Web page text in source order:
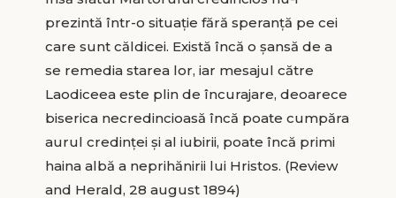
prezintă într-o situație fără speranță pe cei
care sunt căldicei. Există încă o șansă de a
se remedia starea lor, iar mesajul către
Laodiceea este plin de încurajare, deoarece
biserica necredincioasă încă poate cumpăra
aurul credinței și al iubirii, poate încă primi
haina albă a neprihănirii lui Hristos. (Review
and Herald, 28 august 1894)